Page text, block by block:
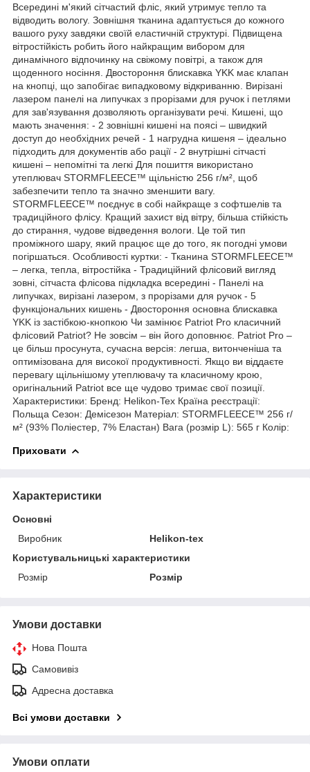
Всередині м'який сітчастий фліс, який утримує тепло та
відводить вологу. Зовнішня тканина адаптується до кожного
вашого руху завдяки своїй еластичній структурі. Підвищена
вітростійкість робить його найкращим вибором для
динамічного відпочинку на свіжому повітрі, а також для
щоденного носіння. Двостороння блискавка YKK має клапан
на кнопці, що запобігає випадковому відкриванню. Вирізані
лазером панелі на липучках з прорізами для ручок і петлями
для зав'язування дозволяють організувати речі. Кишені, що
мають значення: - 2 зовнішні кишені на поясі – швидкий
доступ до необхідних речей - 1 нагрудна кишеня – ідеально
підходить для документів або рації - 2 внутрішні сітчасті
кишені – непомітні та легкі Для пошиття використано
утеплювач STORMFLEECE™ щільністю 256 г/м², щоб
забезпечити тепло та значно зменшити вагу.
STORMFLEECE™ поєднує в собі найкраще з софтшелів та
традиційного флісу. Кращий захист від вітру, більша стійкість
до стирання, чудове відведення вологи. Це той тип
проміжного шару, який працює ще до того, як погодні умови
погіршаться. Особливості куртки: - Тканина STORMFLEECE™
– легка, тепла, вітростійка - Традиційний флісовий вигляд
зовні, сітчаста флісова підкладка всередині - Панелі на
липучках, вирізані лазером, з прорізами для ручок - 5
функціональних кишень - Двостороння основна блискавка
YKK із застібкою-кнопкою Чи замінює Patriot Pro класичний
флісовий Patriot? Не зовсім – він його доповнює. Patriot Pro –
це більш просунута, сучасна версія: легша, витонченіша та
оптимізована для високої продуктивності. Якщо ви віддаєте
перевагу щільнішому утеплювачу та класичному крою,
оригінальний Patriot все ще чудово тримає свої позиції.
Характеристики: Бренд: Helikon-Tex Країна реєстрації:
Польща Сезон: Демісезон Матеріал: STORMFLEECE™ 256 г/
м² (93% Поліестер, 7% Еластан) Вага (розмір L): 565 г Колір:
Приховати
Характеристики
Основні
Виробник
Helikon-tex
Користувальницькі характеристики
Розмір
Розмір
Умови доставки
Нова Пошта
Самовивіз
Адресна доставка
Всі умови доставки
Умови оплати